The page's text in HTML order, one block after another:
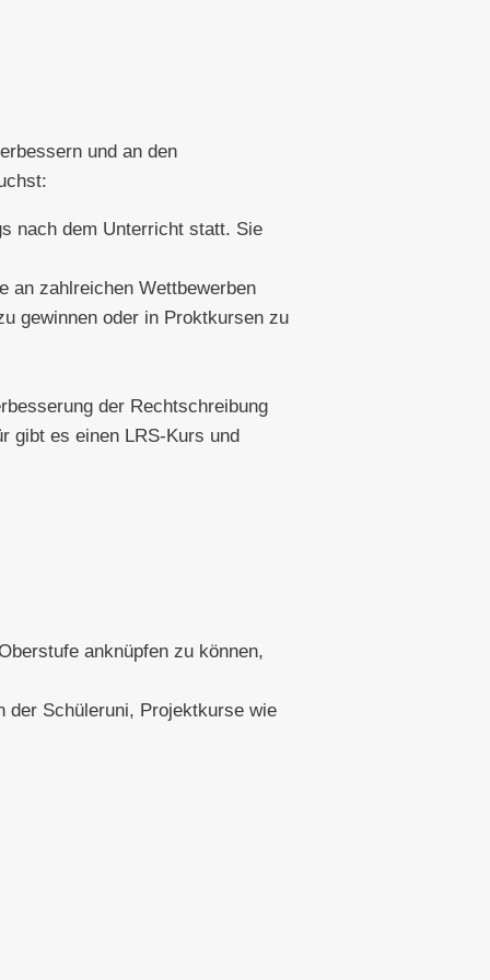
und an den
nach dem Unterricht statt. Sie
an zahlreichen Wettbewerben
gewinnen oder in Proktkursen zu
der Rechtschreibung
gibt es einen LRS-Kurs und
anknüpfen zu können,
der Schüleruni, Projektkurse wie